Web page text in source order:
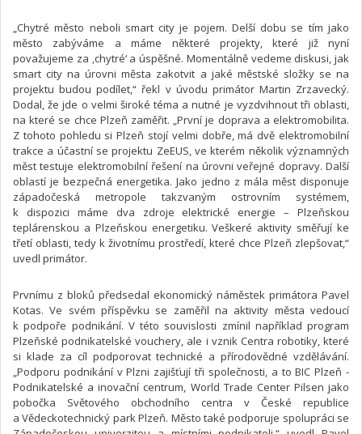
„Chytré město neboli smart city je pojem. Delší dobu se tím jako
město zabýváme a máme některé projekty, které již nyní
považujeme za ‚chytré‘ a úspěšné. Momentálně vedeme diskusi, jak
smart city na úrovni města zakotvit a jaké městské složky se na
projektu budou podílet,“ řekl v úvodu primátor Martin Zrzavecký.
Dodal, že jde o velmi široké téma a nutné je vyzdvihnout tři oblasti,
na které se chce Plzeň zaměřit. „První je doprava a elektromobilita.
Z tohoto pohledu si Plzeň stojí velmi dobře, má dvě elektromobilní
trakce a účastní se projektu ZeEUS, ve kterém několik významných
měst testuje elektromobilní řešení na úrovni veřejné dopravy. Další
oblastí je bezpečná energetika. Jako jedno z mála měst disponuje
západočeská metropole takzvaným ostrovním systémem,
k dispozici máme dva zdroje elektrické energie – Plzeňskou
teplárenskou a Plzeňskou energetiku. Veškeré aktivity směřují ke
třetí oblasti, tedy k životnímu prostředí, které chce Plzeň zlepšovat,“
uvedl primátor.
Prvnímu z bloků předsedal ekonomický náměstek primátora Pavel
Kotas. Ve svém příspěvku se zaměřil na aktivity města vedoucí
k podpoře podnikání. V této souvislosti zmínil například program
Plzeňské podnikatelské vouchery, ale i vznik Centra robotiky, které
si klade za cíl podporovat technické a přírodovědné vzdělávání.
„Podporu podnikání v Plzni zajišťují tři společnosti, a to BIC Plzeň -
Podnikatelské a inovační centrum, World Trade Center Pilsen jako
pobočka Světového obchodního centra v České republice
a Vědeckotechnický park Plzeň. Město také podporuje spolupráci se